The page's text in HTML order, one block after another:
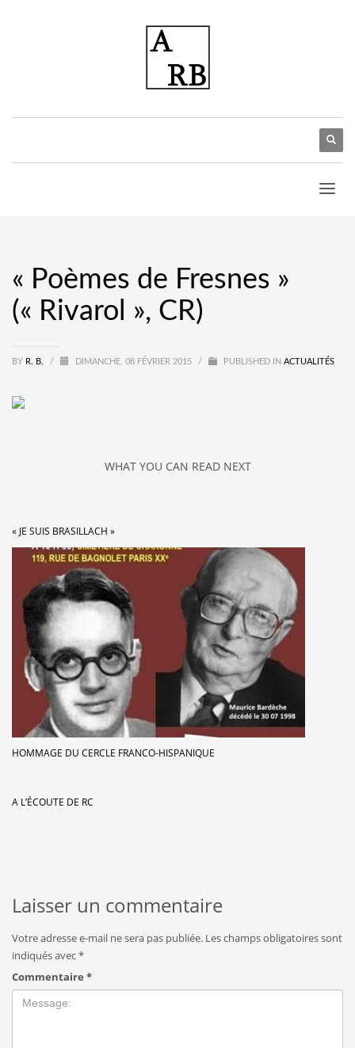
« Poèmes de Fresnes »
(« Rivarol », CR)
BY R. B. / DIMANCHE, 08 FÉVRIER 2015 / PUBLISHED IN ACTUALITÉS
WHAT YOU CAN READ NEXT
« JE SUIS BRASILLACH »
HOMMAGE DU CERCLE FRANCO-HISPANIQUE
A L’ÉCOUTE DE RC
Laisser un commentaire
Votre adresse e-mail ne sera pas publiée. Les champs obligatoires sont
indiqués avec*
Commentaire *